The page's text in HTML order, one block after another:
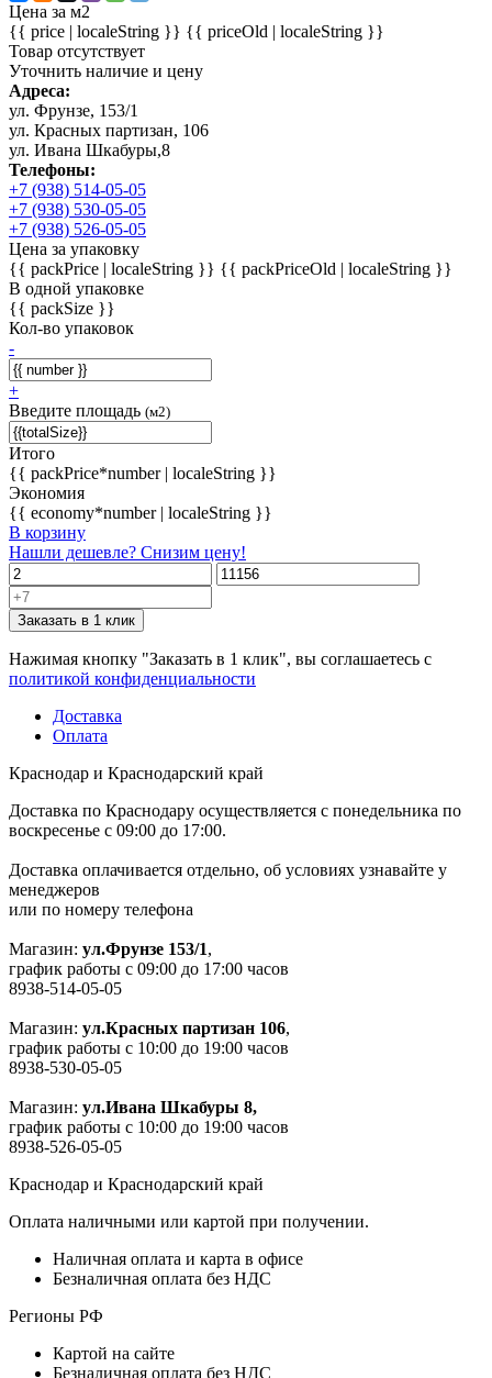
Цена за м2
{{ price | localeString }} {{ priceOld | localeString }}
Товар отсутствует
Уточнить наличие и цену
Адреса:
ул. Фрунзе, 153/1
ул. Красных партизан, 106
ул. Ивана Шкабуры,8
Телефоны:
+7 (938) 514-05-05
+7 (938) 530-05-05
+7 (938) 526-05-05
Цена за упаковку
{{ packPrice | localeString }} {{ packPriceOld | localeString }}
В одной упаковке
{{ packSize }}
Кол-во упаковок
-
+
Введите площадь (м2)
Итого
{{ packPrice*number | localeString }}
Экономия
{{ economy*number | localeString }}
В корзину
Нашли дешевле? Снизим цену!
Заказать в 1 клик
Нажимая кнопку "Заказать в 1 клик", вы соглашаетесь с
политикой конфиденциальности
Доставка
Оплата
Краснодар и Краснодарский край
Доставка по Краснодару осуществляется с понедельника по
воскресенье с 09:00 до 17:00.
Доставка оплачивается отдельно, об условиях узнавайте у
менеджеров
или по номеру телефона
Магазин: ул.Фрунзе 153/1,
график работы с 09:00 до 17:00 часов
8938-514-05-05
Магазин: ул.Красных партизан 106,
график работы с 10:00 до 19:00 часов
8938-530-05-05
Магазин: ул.Ивана Шкабуры 8,
график работы с 10:00 до 19:00 часов
8938-526-05-05
Краснодар и Краснодарский край
Оплата наличными или картой при получении.
Наличная оплата и карта в офисе
Безналичная оплата без НДС
Регионы РФ
Картой на сайте
Безналичная оплата без НДС